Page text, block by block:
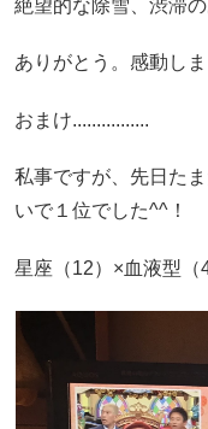
絶望的な除雪、渋滞
ありがとう。感動し
おまけ................
私事ですが、先日た
いで１位でした^^！
星座（12）×血液型